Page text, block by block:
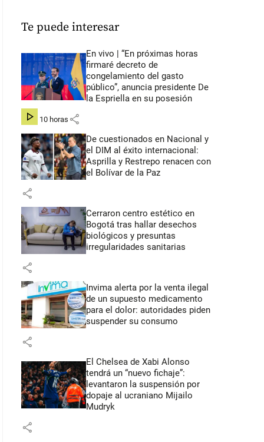
Te puede interesar
En vivo | “En próximas horas
firmaré decreto de
congelamiento del gasto
público”, anuncia presidente De
la Espriella en su posesión
hace 10 horas share
De cuestionados en Nacional y
el DIM al éxito internacional:
Asprilla y Restrepo renacen con
el Bolívar de la Paz
share
Cerraron centro estético en
Bogotá tras hallar desechos
biológicos y presuntas
irregularidades sanitarias
share
Invima alerta por la venta ilegal
de un supuesto medicamento
para el dolor: autoridades piden
suspender su consumo
share
El Chelsea de Xabi Alonso
tendrá un “nuevo fichaje”:
levantaron la suspensión por
dopaje al ucraniano Mijailo
Mudryk
share